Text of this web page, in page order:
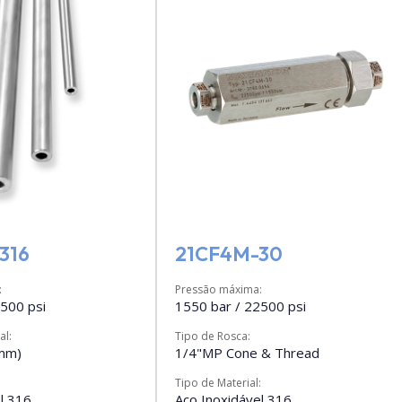
psi
21CF4M-30
Pressão máxima:
1550 bar / 22500 psi
Tipo de Rosca:
1/4"MP Cone & Thread
Tipo de Material: